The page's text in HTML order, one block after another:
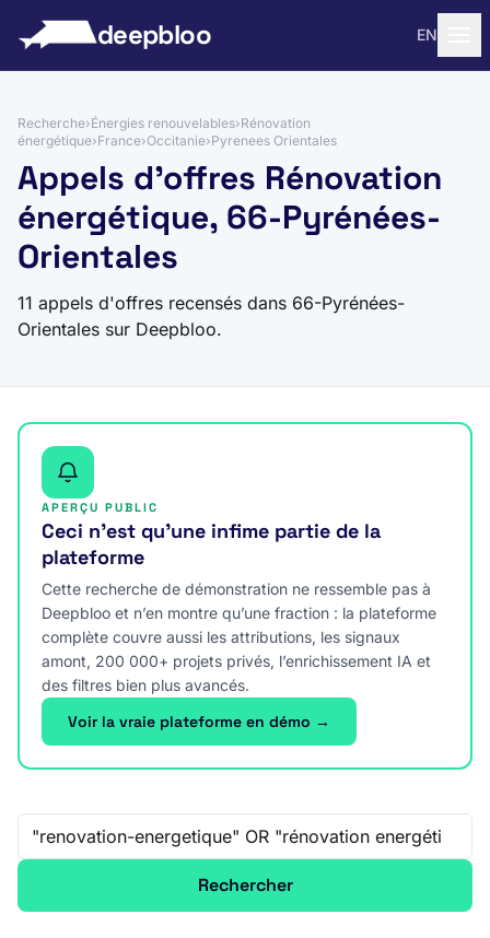
deepbloo EN
Recherche›Énergies renouvelables›Rénovation
énergétique›France›Occitanie›Pyrenees Orientales
Appels d'offres Rénovation
énergétique, 66-Pyrénées-
Orientales
11 appels d'offres recensés dans 66-Pyrénées-
Orientales sur Deepbloo.
APERÇU PUBLIC
Ceci n’est qu’une infime partie de la
plateforme
Cette recherche de démonstration ne ressemble pas à
Deepbloo et n’en montre qu’une fraction : la plateforme
complète couvre aussi les attributions, les signaux
amont, 200 000+ projets privés, l’enrichissement IA et
des filtres bien plus avancés.
Voir la vraie plateforme en démo →
Recherche libre
Rechercher